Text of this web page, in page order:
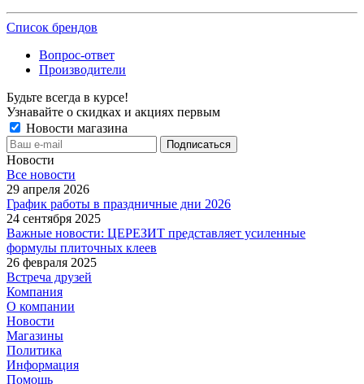
Список брендов
Вопрос-ответ
Производители
Будьте всегда в курсе!
Узнавайте о скидках и акциях первым
Новости магазина
Новости
Все новости
29 апреля 2026
График работы в праздничные дни 2026
24 сентября 2025
Важные новости: ЦЕРЕЗИТ представляет усиленные
формулы плиточных клеев
26 февраля 2025
Встреча друзей
Компания
О компании
Новости
Магазины
Политика
Информация
Помощь